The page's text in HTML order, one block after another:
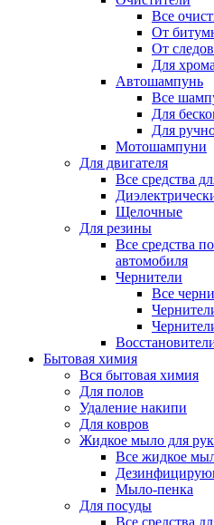
Все
От
От
Для хрома
Автошампунь
Все
Для
Для
Мотошампуни
Для двигателя
Все средства
Щелочные
Для резины
Все средства
автомобиля
Чернители
Все
Бытовая химия
Вся бытовая химия
Для полов
Удаление накипи
Для ковров
Жидкое мыло для рук
Все жидкое
Мыло-пенка
Для посуды
Все средства